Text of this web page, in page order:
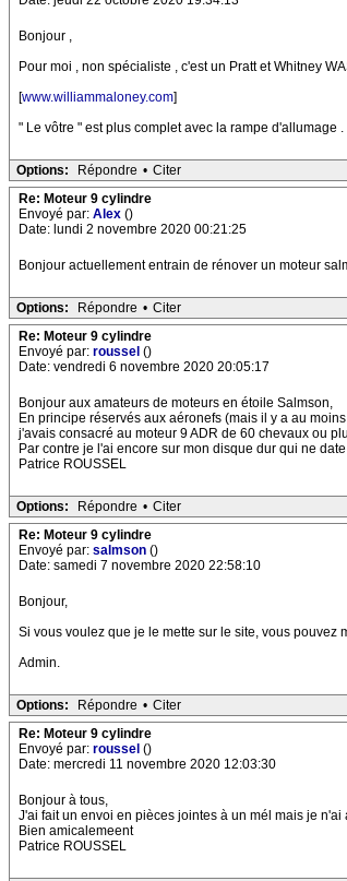
Bonjour ,
Pour moi , non spécialiste , c'est un Pratt et Whitney
[www.williammaloney.com]
" Le vôtre " est plus complet avec la rampe d'allumage .
Options: Répondre • Citer
Re: Moteur 9 cylindre
Envoyé par: Alex ()
Date: lundi 2 novembre 2020 00:21:25
Bonjour actuellement entrain de rénover un moteur
Options: Répondre • Citer
Re: Moteur 9 cylindre
Envoyé par: roussel ()
Date: vendredi 6 novembre 2020 20:05:17
Bonjour aux amateurs de moteurs en étoile Salmson,
En principe réservés aux aéronefs (mais il y a au
j'avais consacré au moteur 9 ADR de 60 chevaux ou
Par contre je l'ai encore sur mon disque dur qui ne
Patrice ROUSSEL
Options: Répondre • Citer
Re: Moteur 9 cylindre
Envoyé par: salmson ()
Date: samedi 7 novembre 2020 22:58:10
Bonjour,
Si vous voulez que je le mette sur le site, vous pouvez
Admin.
Options: Répondre • Citer
Re: Moteur 9 cylindre
Envoyé par: roussel ()
Date: mercredi 11 novembre 2020 12:03:30
Bonjour à tous,
J'ai fait un envoi en pièces jointes à un mél mais je
Bien amicalemeent
Patrice ROUSSEL